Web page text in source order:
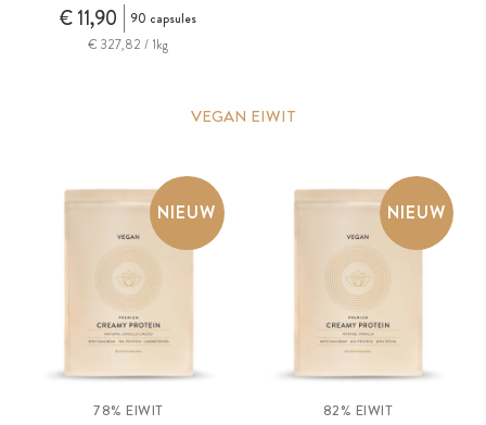
€ 11,90
90 capsules
€ 327,82 / 1kg
VEGAN EIWIT
NIEUW
78% EIWIT
NIEUW
82% EIWIT